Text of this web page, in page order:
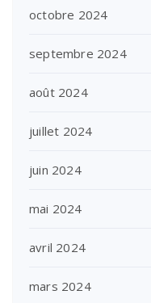
octobre 2024
septembre 2024
août 2024
juillet 2024
juin 2024
mai 2024
avril 2024
mars 2024